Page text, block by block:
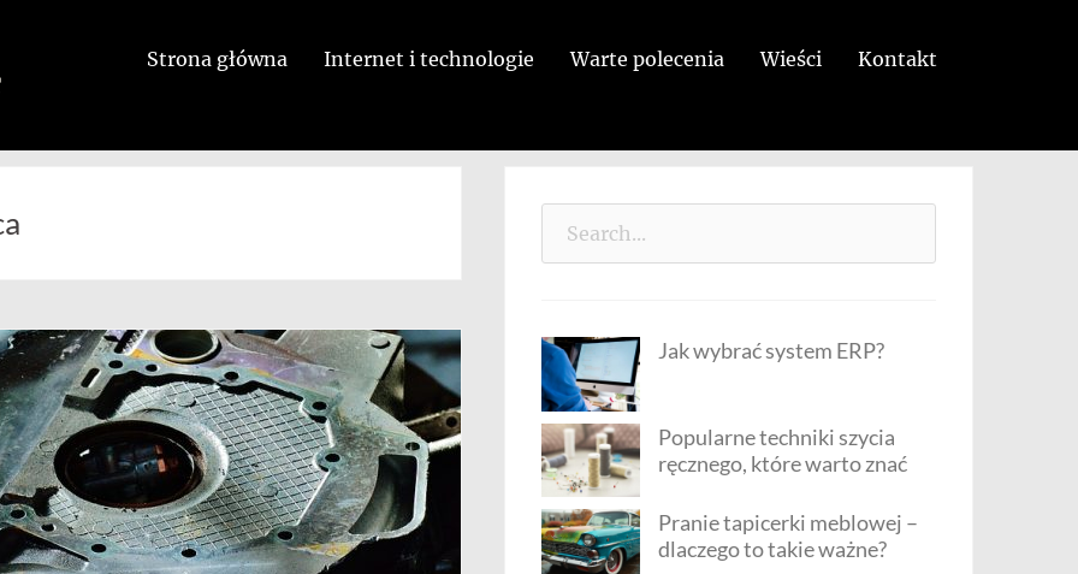
Strona główna Internet i technologie Warte polecenia Wieści Kontakt
Jak wybrać system ERP?
Popularne techniki szycia
ręcznego, które warto znać
Pranie tapicerki meblowej –
dlaczego to takie ważne?